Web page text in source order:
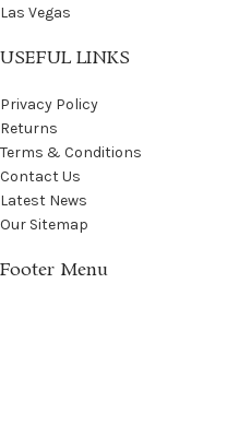
Las Vegas
USEFUL LINKS
Privacy Policy
Returns
Terms & Conditions
Contact Us
Latest News
Our Sitemap
Footer Menu